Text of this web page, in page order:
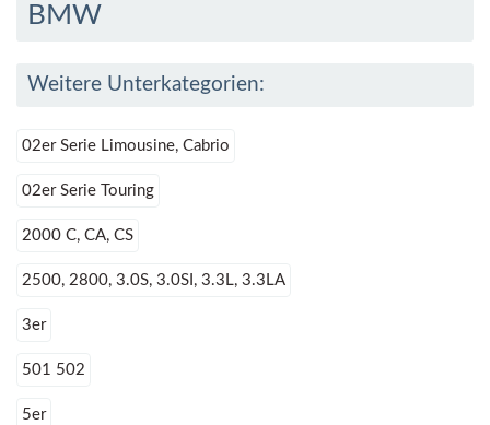
BMW
Weitere Unterkategorien:
02er Serie Limousine, Cabrio
02er Serie Touring
2000 C, CA, CS
2500, 2800, 3.0S, 3.0SI, 3.3L, 3.3LA
3er
501 502
5er